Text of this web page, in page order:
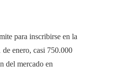
para inscribirse en la
enero, casi 750.000
del mercado en